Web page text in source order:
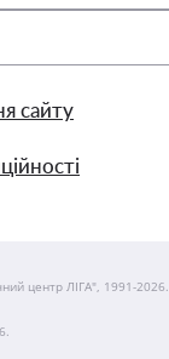
сайту
центр ЛІГА", 1991-2026.